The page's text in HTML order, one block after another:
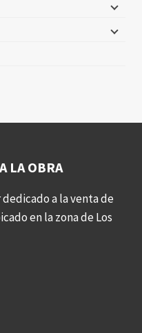
LA OBRA
a la venta de
en la zona de Los